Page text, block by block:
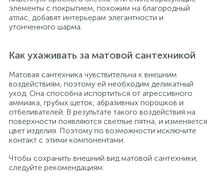
элементы с покрытием, похожим на благородный
атлас, добавят интерьерам элегантности и
утонченного шарма.
Как ухаживать за матовой сантехникой
Матовая сантехника чувствительна к внешним
воздействиям, поэтому ей необходим деликатный
уход. Она способна испортиться от агрессивного
аммиака, грубых щеток, абразивных порошков и
отбеливателей. В результате такого воздействия на
поверхности появляются светлые пятна, и изменяется
цвет изделия. Поэтому по возможности исключите
контакт с этими компонентами.
Чтобы сохранить внешний вид матовой сантехники,
следуйте рекомендациям: